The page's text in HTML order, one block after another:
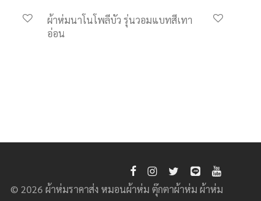
ผ้าห่มนาโนโพลีบัว รุ่นวอมแบทสีเทา
อ่อน
© 2026 ผ้าห่มราคาส่ง หมอนผ้าห่ม ตุ๊กตาผ้าห่ม ผ้าห่ม